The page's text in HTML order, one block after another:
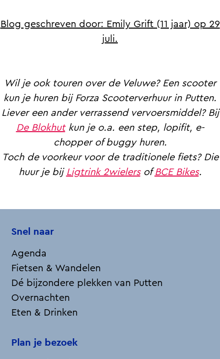
Blog geschreven door: Emily Grift (11 jaar) op 29
juli.
Wil je ook touren over de Veluwe? Een scooter
kun je huren bij Forza Scooterverhuur in Putten.
Liever een ander verrassend vervoersmiddel? Bij
De Blokhutkun je o.a. een step, lopifit, e-
chopper of buggy huren.
Toch de voorkeur voor de traditionele fiets? Die
huur je bij Ligtrink 2wielersof BCE Bikes.
Snel naar
Agenda
Fietsen & Wandelen
Dé bijzondere plekken van Putten
Overnachten
Eten & Drinken
Plan je bezoek